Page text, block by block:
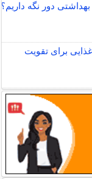
دور نگه داریم؟
برای تقویت